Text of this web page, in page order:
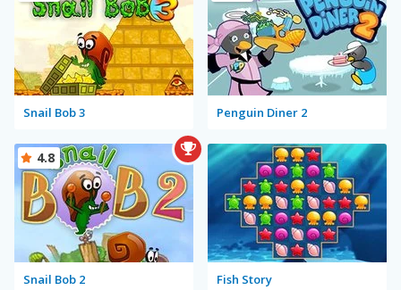
Snail Bob 3 Penguin Diner 2
Snail Bob 2
4.8
Fish Story